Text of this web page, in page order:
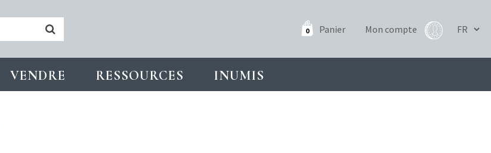
0 Panier Mon compte
VENDRE RESSOURCES INUMIS